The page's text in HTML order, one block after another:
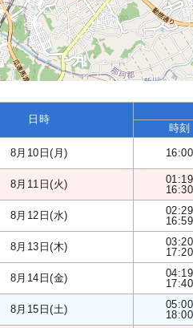
日時
時刻
8月10日(月) 16:00
8月11日(火)
01:19
16:30
8月12日(水)
02:29
16:59
8月13日(木)
03:20
17:20
8月14日(金)
04:19
17:40
8月15日(土)
05:00
18:00